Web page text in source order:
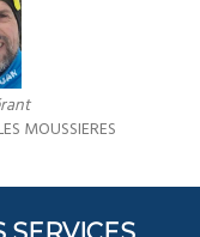
MOUSSIERES